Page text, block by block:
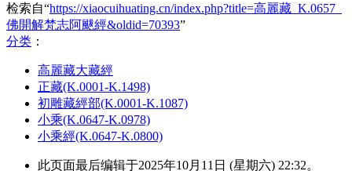
检索自“https://xiaocuihuating.cn/index.php?title=高麗藏_K.0657_
佛開解梵志阿颰經&oldid=70393”
分类 ：​
高麗藏大藏經
正藏(K.0001-K.1498)
初雕藏經部(K.0001-K.1087)
小乘(K.0647-K.0978)
小乘經(K.0647-K.0800)
此页面最后编辑于2025年10月11日 (星期六) 22:32。